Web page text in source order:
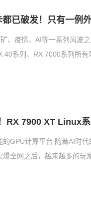
已破发！只有一例
、疫情、AI等一系列风波
40系列、RX 7000系列所
RX 7900 XT Linux
GPU计算平台 随着AI时
全网之后，越来越多的玩